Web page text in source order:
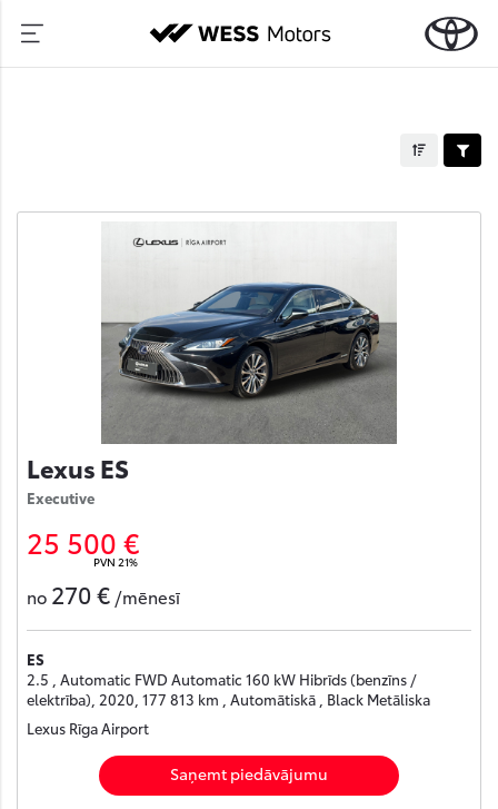
Lexus ES
Executive
25 500 €
PVN 21%
no 270 € /mēnesī
ES
2.5 , Automatic FWD Automatic 160 kW Hibrīds (benzīns /
elektrība), 2020, 177 813 km , Automātiskā , Black Metāliska
Lexus Rīga Airport
Saņemt piedāvājumu